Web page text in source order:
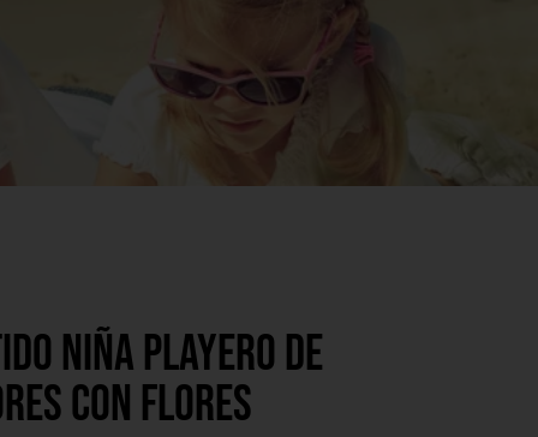
niña playero de
con flores